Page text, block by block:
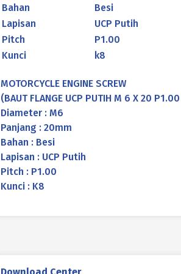
Bahan
Besi
Lapisan
UCP Putih
Pitch
P1.00
Kunci
k8
MOTORCYCLE ENGINE SCREW
(BAUT FLANGE UCP PUTIH M 6 X 20
Diameter : M6
Panjang : 20mm
Bahan : Besi
Lapisan : UCP Putih
Pitch : P1.00
Kunci : K8